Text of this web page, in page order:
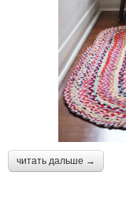
читать дальше →